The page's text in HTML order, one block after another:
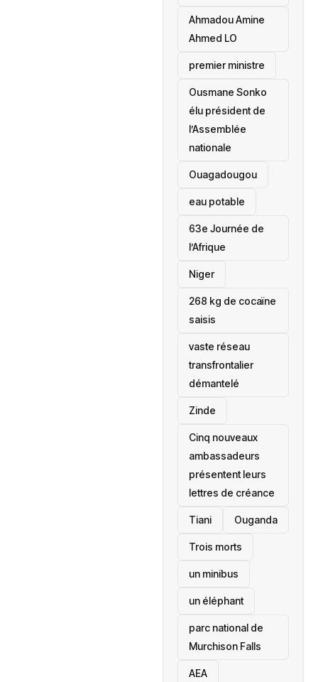
Ahmadou Amine
Ahmed LO
premier ministre
Ousmane Sonko
élu président de
l’Assemblée
nationale
‎Ouagadougou
eau potable
63e Journée de
l’Afrique
‎Niger
268 kg de cocaïne
saisis
vaste réseau
transfrontalier
démantelé
Zinde
Cinq nouveaux
ambassadeurs
présentent leurs
lettres de créance
Tiani ‎Ouganda
Trois morts
un minibus
un éléphant
parc national de
Murchison Falls
AEA